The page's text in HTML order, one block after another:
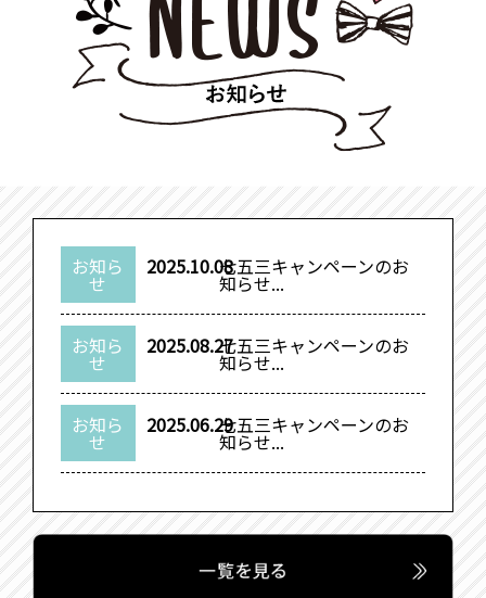
お知ら
せ
2025.10.08七五三キャンペーンのお
知らせ...
お知ら
せ
2025.08.27七五三キャンペーンのお
知らせ...
お知ら
せ
2025.06.29七五三キャンペーンのお
知らせ...